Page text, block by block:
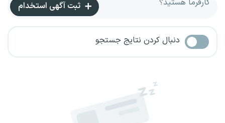
کارفرما هستید؟ ثبت آگهی استخدام
دنبال کردن نتایج جستجو